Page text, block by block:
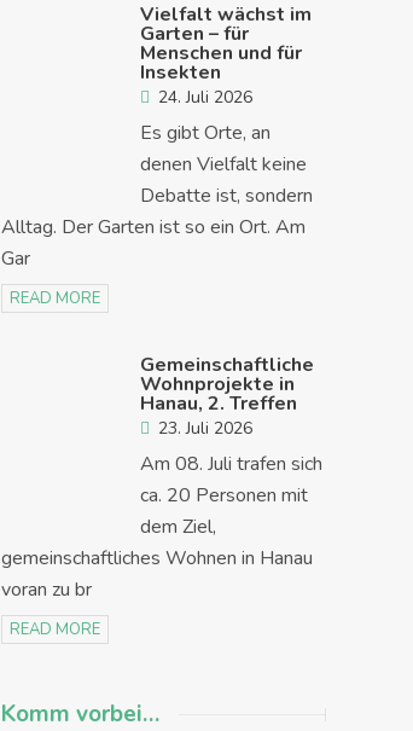
Vielfalt wächst im
Garten – für
Menschen und für
Insekten
24. Juli 2026
Es gibt Orte, an
denen Vielfalt keine
Debatte ist, sondern
Alltag. Der Garten ist so ein Ort. Am
Gar
READ MORE
Gemeinschaftliche
Wohnprojekte in
Hanau, 2. Treffen
23. Juli 2026
Am 08. Juli trafen sich
ca. 20 Personen mit
dem Ziel,
gemeinschaftliches Wohnen in Hanau
voran zu br
READ MORE
Komm vorbei…